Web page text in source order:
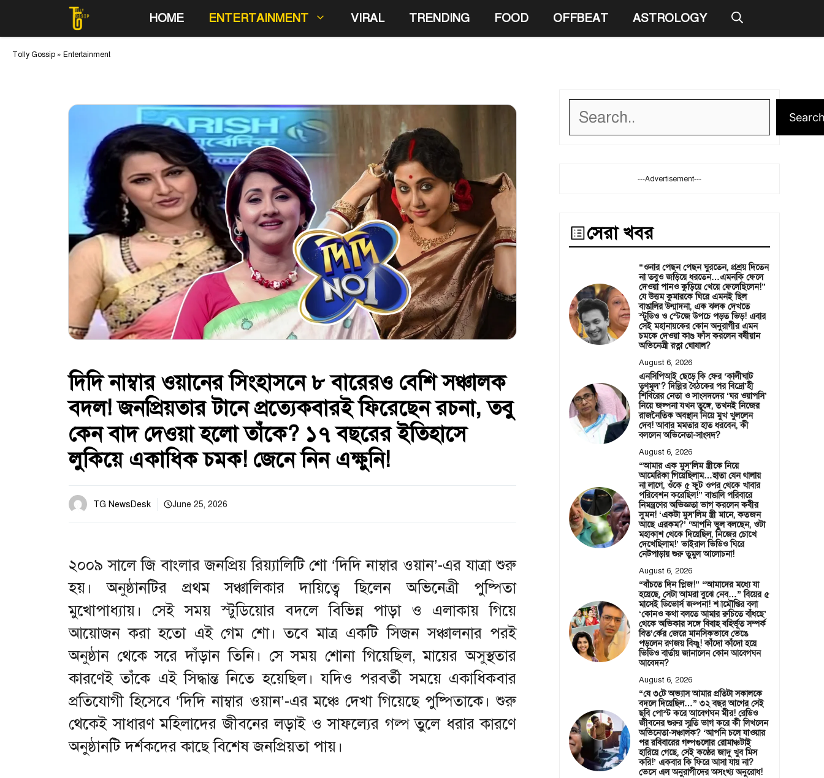
to
content
HOME ENTERTAINMENT VIRAL TRENDING FOOD OFFBEAT ASTROLOGY
Tolly Gossip » Entertainment
দিদি নাম্বার ওয়ানের সিংহাসনে ৮ বারেরও বেশি সঞ্চালক
বদল! জনপ্রিয়তার টানে প্রত্যেকবারই ফিরেছেন রচনা, তবু
কেন বাদ দেওয়া হলো তাঁকে? ১৭ বছরের ইতিহাসে
লুকিয়ে একাধিক চমক! জেনে নিন এক্ষুনি!
TG NewsDesk June 25, 2026
২০০৯ সালে জি বাংলার জনপ্রিয় রিয়্যালিটি শো ‘দিদি নাম্বার ওয়ান’-এর যাত্রা শুরু
হয়। অনুষ্ঠানটির প্রথম সঞ্চালিকার দায়িত্বে ছিলেন অভিনেত্রী পুষ্পিতা
মুখোপাধ্যায়। সেই সময় স্টুডিয়োর বদলে বিভিন্ন পাড়া ও এলাকায় গিয়ে
আয়োজন করা হতো এই গেম শো। তবে মাত্র একটি সিজন সঞ্চালনার পরই
অনুষ্ঠান থেকে সরে দাঁড়ান তিনি। সে সময় শোনা গিয়েছিল, মায়ের অসুস্থতার
কারণেই তাঁকে এই সিদ্ধান্ত নিতে হয়েছিল। যদিও পরবর্তী সময়ে একাধিকবার
প্রতিযোগী হিসেবে ‘দিদি নাম্বার ওয়ান’-এর মঞ্চে দেখা গিয়েছে পুষ্পিতাকে। শুরু
থেকেই সাধারণ মহিলাদের জীবনের লড়াই ও সাফল্যের গল্প তুলে ধরার কারণে
অনুষ্ঠানটি দর্শকদের কাছে বিশেষ জনপ্রিয়তা পায়।
Search
---Advertisement---
সেরা খবর
“ওনার পেছন পেছন ঘুরতেন, প্রশ্রয় দিতেন
না তবুও জড়িয়ে ধরতেন…এমনকি ফেলে
দেওয়া পানও কুড়িয়ে খেয়ে ফেলেছিলেন!”
যে উত্তম কুমারকে ঘিরে এমনই ছিল
বাঙালির উন্মাদনা, এক ঝলক দেখতে
স্টুডিও ও স্টেজে উপচে পড়ত ভিড়! এবার
সেই মহানায়কের কোন অনুরাগীর এমন
চমকে দেওয়া কাণ্ড ফাঁস করলেন বর্ষীয়ান
অভিনেত্রী রত্না ঘোষাল?
August 6, 2026
এনসিপিআই ছেড়ে কি ফের ‘কালীঘাট
তৃণমূল’? দিল্লির বৈঠকের পর বিদ্রো’হী
শিবিরের নেতা ও সাংসদদের ‘ঘর ওয়াপসি’
নিয়ে জল্পনা যখন তুঙ্গে, তখনই নিজের
রাজনৈতিক অবস্থান নিয়ে মুখ খুললেন
দেব! আবার মমতার হাত ধরবেন, কী
বললেন অভিনেতা-সাংসদ?
August 6, 2026
“আমার এক মুস’লিম স্ত্রীকে নিয়ে
আমেরিকা গিয়েছিলাম…হাতা যেন থালায়
না লাগে, ওঁকে ৫ ফুট ওপর থেকে খাবার
পরিবেশন করেছিল!” বাঙালি পরিবারে
নিমন্ত্রণের অভিজ্ঞতা ভাগ করলেন কবীর
সুমন! ‘একটা মুস’লিম স্ত্রী মানে, কতজন
আছে এরকম?’ ‘আপনি ভুল বলছেন, ওটা
মহাকাশ থেকে দিয়েছিল, নিজের চোখে
দেখেছিলাম!’ ভাইরাল ভিডিও ঘিরে
নেটপাড়ায় শুরু তুমুল আলোচনা!
August 6, 2026
“বাঁচতে দিন প্লিজ!” “আমাদের মধ্যে যা
হয়েছে, সেটা আমরা বুঝে নেব…” বিয়ের ৫
মাসেই ডিভোর্স জল্পনা! শ্যামৌপ্তির বলা
‘কোনও কথা বলতে আমার রুচিতে বাঁধছে’
থেকে অভিকার সঙ্গে বিবাহ বহির্ভূত সম্পর্ক
বিত’র্কের জেরে মানসিকভাবে ভেঙে
পড়লেন রণজয় বিষ্ণু! কাঁদো কাঁদো হয়ে
ভিডিও বার্তায় জানালেন কোন আবেগঘন
আবেদন?
August 6, 2026
“যে ৩টে অভ্যাস আমার প্রতিটা সকালকে
বদলে দিয়েছিল…” ৩২ বছর আগের সেই
ছবি পোস্ট করে আবেগঘন মীর! রেডিও
জীবনের শুরুর স্মৃতি ভাগ করে কী লিখলেন
অভিনেতা-সঞ্চালক? ‘আপনি চলে যাওয়ার
পর রবিবারের গল্পগুলোর রোমাঞ্চটাই
হারিয়ে গেছে, সেই কণ্ঠের জাদু খুব মিস
করি!’ একবার কি ফিরে আসা যায় না?
ভেসে এল অনুরাগীদের অসংখ্য অনুরোধ!